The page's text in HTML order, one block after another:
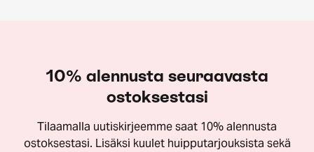
10% alennusta seuraavasta
ostoksestasi
Tilaamalla uutiskirjeemme saat 10% alennusta
ostoksestasi. Lisäksi kuulet huipputarjouksista sekä